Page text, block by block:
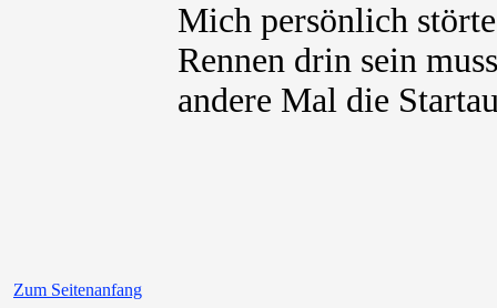
Mich persönlich
Rennen drin sein
andere Mal die
Zum Seitenanfang